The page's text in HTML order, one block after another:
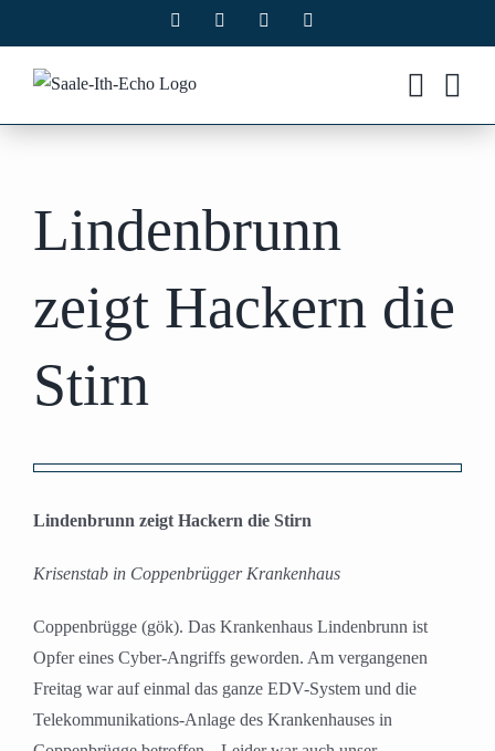
Inhalt
springen
Facebook Instagram
Lindenbrunn
zeigt Hackern die
Stirn
grösseres
Lindenbrunn zeigt Hackern die Stirn
Krisenstab in Coppenbrügger Krankenhaus
Coppenbrügge (gök). Das Krankenhaus Lindenbrunn ist
Opfer eines Cyber-Angriffs geworden. Am vergangenen
Freitag war auf einmal das ganze EDV-System und die
Telekommunikations-Anlage des Krankenhauses in